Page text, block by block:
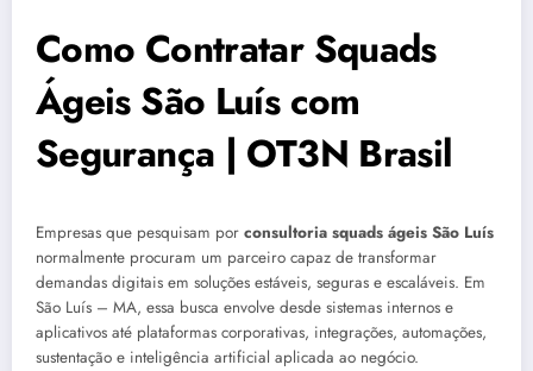
Como Contratar Squads
Ágeis São Luís com
Segurança | OT3N Brasil
Empresas que pesquisam por consultoria squads ágeis São Luís
normalmente procuram um parceiro capaz de transformar
demandas digitais em soluções estáveis, seguras e escaláveis. Em
São Luís – MA, essa busca envolve desde sistemas internos e
aplicativos até plataformas corporativas, integrações, automações,
sustentação e inteligência artificial aplicada ao negócio.